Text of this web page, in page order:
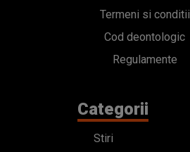
Termeni si conditii
Cod deontologic
Regulamente
Categorii
Stiri